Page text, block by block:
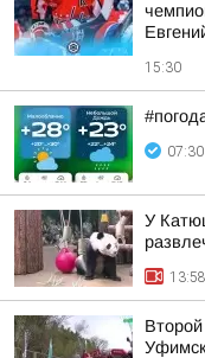
15:30
07:30
У
13:58
Второй